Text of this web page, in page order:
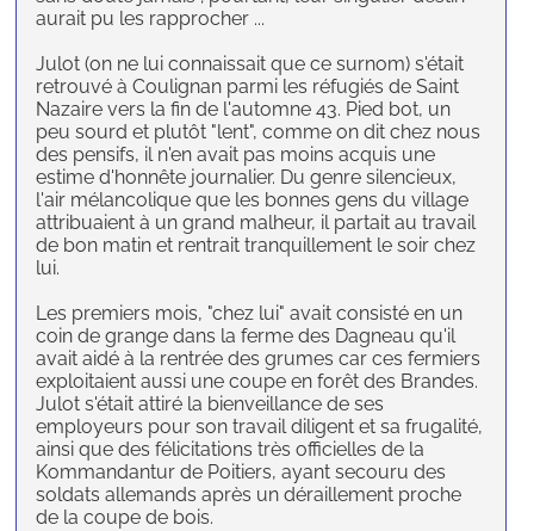
aurait pu les rapprocher ...
Julot (on ne lui connaissait que ce surnom) s'était
retrouvé à Coulignan parmi les réfugiés de Saint
Nazaire vers la fin de l'automne 43. Pied bot, un
peu sourd et plutôt "lent", comme on dit chez nous
des pensifs, il n'en avait pas moins acquis une
estime d'honnête journalier. Du genre silencieux,
l'air mélancolique que les bonnes gens du village
attribuaient à un grand malheur, il partait au travail
de bon matin et rentrait tranquillement le soir chez
lui.
Les premiers mois, "chez lui" avait consisté en un
coin de grange dans la ferme des Dagneau qu'il
avait aidé à la rentrée des grumes car ces fermiers
exploitaient aussi une coupe en forêt des Brandes.
Julot s'était attiré la bienveillance de ses
employeurs pour son travail diligent et sa frugalité,
ainsi que des félicitations très officielles de la
Kommandantur de Poitiers, ayant secouru des
soldats allemands après un déraillement proche
de la coupe de bois.